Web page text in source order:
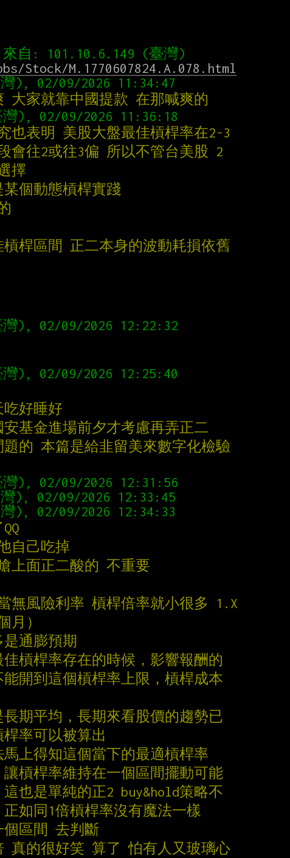
Stock/M.1770607824.A.078.html
大家就靠中國提款 在那喊爽的
也表明 美股大盤最佳槓桿率在2-3
會往2或往3偏 所以不管台美股 2
擇
某個動態槓桿實踐
桿區間 正二本身的波動耗損依舊
好睡好
基金進場前夕才考慮再弄正二
的 本篇是給韭留美來數字化檢驗
自己吃掉
上面正二酸的 不重要
無風險利率 槓桿倍率就小很多 1.X
月）
通膨預期
槓桿率存在的時候，影響報酬的
開到這個槓桿率上限，槓桿成本
期平均，長期來看股價的趨勢已
率可以被算出
上得知這個當下的最適槓桿率
槓桿率維持在一個區間擺動可能
也是單純的正2 buy&hold策略不
如同1倍槓桿率沒有魔法一樣
區間 去判斷
真的很好笑 算了 怕有人又玻璃心